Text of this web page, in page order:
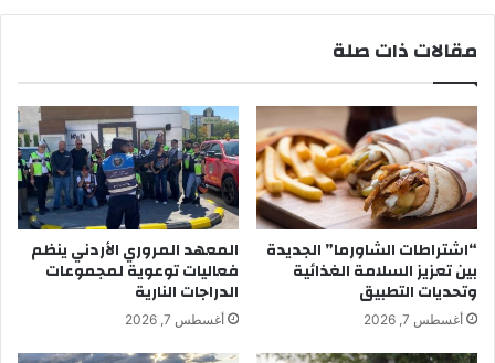
مقالات ذات صلة
“اشتراطات الشاورما” الجديدة
بين تعزيز السلامة الغذائية
وتحديات التطبيق
أغسطس 7, 2026
المعهد المروري الأردني ينظم
فعاليات توعوية لمجموعات
الدراجات النارية
أغسطس 7, 2026